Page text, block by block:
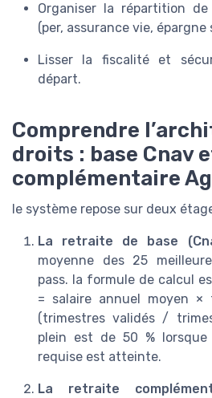
Organiser la répartition
(per, assurance vie, épargne
Lisser la fiscalité et
départ.
Comprendre
droits : base Cnav
complémentaire
le système repose sur deux
La retraite de base
moyenne des 25
pass. la formule de calcul
= salaire annuel moyen
(trimestres validés /
plein est de 50 % lorsque
requise est atteinte.
La retraite